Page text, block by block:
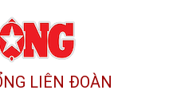
LIÊN ĐOÀN